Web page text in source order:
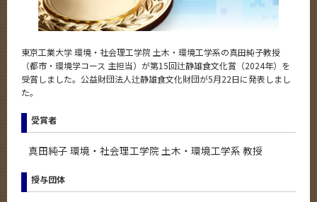
東京工業大学 環境・社会理工学院 土木・環境工学系の真田純子教授
（都市・環境学コース 主担当）が第15回辻静雄食文化賞（2024年）を
受賞しました。公益財団法人辻静雄食文化財団が5月22日に発表しまし
た。
受賞者
真田純子 環境・社会理工学院 土木・環境工学系 教授
授与団体
News 一覧
課程別
イベントカレンダー
Event Calendar